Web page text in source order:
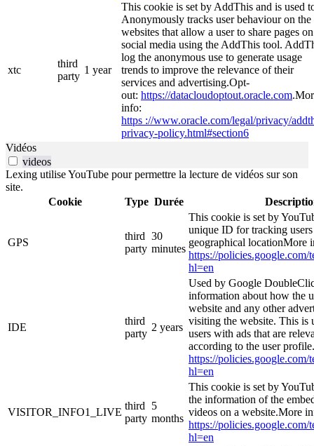
xtc
third
party
1 year
This cookie is set by AddThis and is used
Anonymously tracks user behaviour on the
websites that allow a user to share pages on
social media using the AddThis tool.
log the anonymous use to generate usage
trends to improve the relevance of their
services and advertising.Opt-
out: https://datacloudoptout.oracle.com
info:
https ://www.oracle.com/legal/privacy/
privacy-policy.html#section6
Vidéos
videos
Lexing utilise YouTube pour permettre la lecture de vidéos sur son
site.
Cookie
Type Durée
GPS
third
party
30
minutes
This cookie is set by
unique ID for tracking
geographical locationMore
https://policies.google.com/
hl=en
IDE
third
party
2 years
Used by Google
information about how the
website and any other
visiting the website. This is
users with ads that are
according to the user
https://policies.google.com/
hl=en
VISITOR_INFO1_LIVE
third
party
5
months
This cookie is set by
the information of the
videos on a website.More
https://policies.google.com/
hl=en